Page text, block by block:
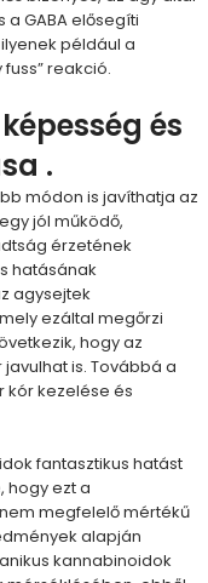
GABA elősegíti
például a
reakció.
és
.
módon is javíthatja az
jól működő,
érzetének
hatásának
agysejtek
ezáltal megőrzi
hogy az
is. Továbbá a
kór kezelése és
fantasztikus hatást
hogy ezt a
megfelelő mértékű
alapján
kannabinoidok